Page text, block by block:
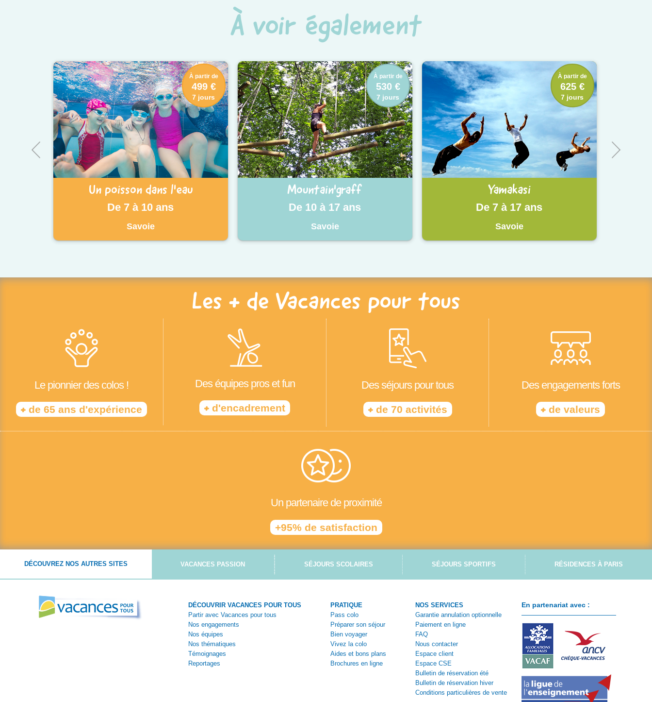
À voir également
Un poisson dans l'eau
De 7 à 10 ans
Savoie
À partir de
499 €
7 jours
Mountain'graff
De 10 à 17 ans
Savoie
À partir de
530 €
7 jours
Yamakasi
De 7 à 17 ans
Savoie
À partir de
625 €
7 jours
Les + de Vacances pour tous
Le pionnier des colos !
+ de 65 ans d'expérience
Des équipes pros et fun
+ d'encadrement
Des séjours pour tous
+de 70 activités
Des engagements forts
+ de valeurs
Un partenaire de proximité
+95% de satisfaction
DÉCOUVREZ NOS AUTRES SITES VACANCES PASSION SÉJOURS SCOLAIRES SÉJOURS SPORTIFS RÉSIDENCES À PARIS
DÉCOUVRIR VACANCES POUR TOUS
Partir avec Vacances pour tous
Nos engagements
Nos équipes
Nos thématiques
Témoignages
Reportages
PRATIQUE
Pass colo
Préparer son séjour
Bien voyager
Vivez la colo
Aides et bons plans
Brochures en ligne
NOS SERVICES
Garantie annulation optionnelle
Paiement en ligne
FAQ
Nous contacter
Espace client
Espace CSE
Bulletin de réservation été
Bulletin de réservation hiver
Conditions particulières de vente
En partenariat avec :